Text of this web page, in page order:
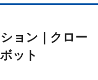
ョン｜クロー
ット